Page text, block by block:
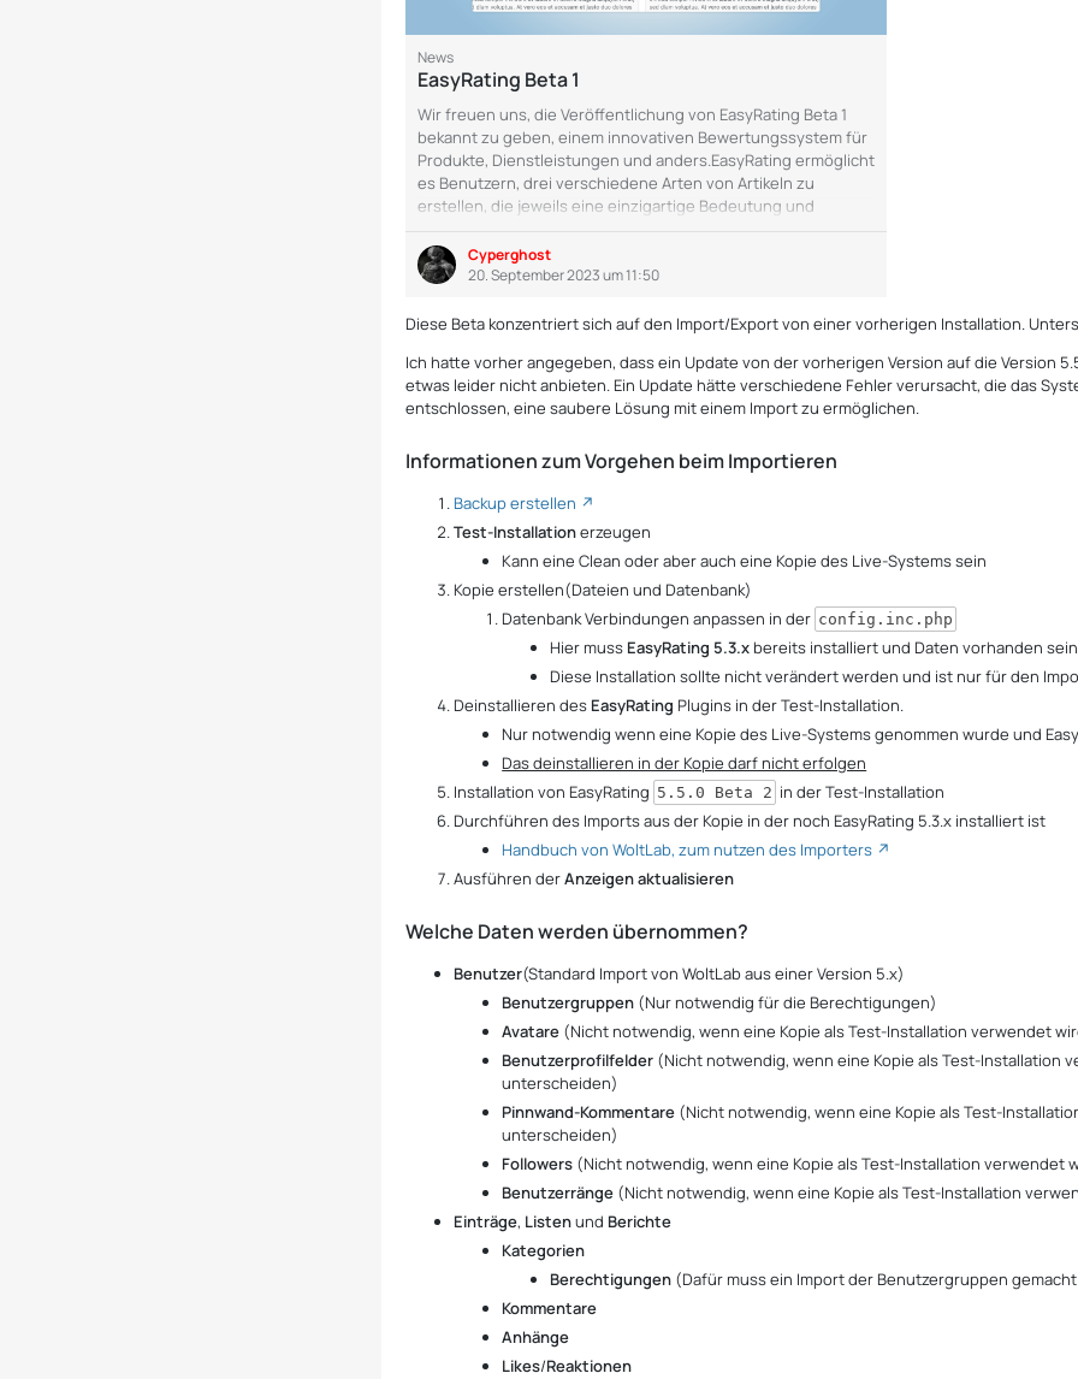
News
EasyRating Beta 1
Wir freuen uns, die Veröffentlichung von EasyRating Beta 1
bekannt zu geben, einem innovativen Bewertungssystem für
Produkte, Dienstleistungen und anders.EasyRating ermöglicht
es Benutzern, drei verschiedene Arten von Artikeln zu
erstellen, die jeweils eine einzigartige Bedeutung und
Benutzer Bewertungen gemäß den Vorgaben der
Administratoren in der jeweiligen Kategorie des Artikels
Cyperghost
20. September 2023 um 11:50
Diese Beta konzentriert sich auf den Import/Export von einer vorherigen Installation.
Ich hatte vorher angegeben, dass ein Update von der vorherigen Version auf die Version
etwas leider nicht anbieten. Ein Update hätte verschiedene Fehler verursacht, die das
entschlossen, eine saubere Lösung mit einem Import zu ermöglichen.
Informationen zum Vorgehen beim Importieren
Backup erstellen
Test-Installationerzeugen
Kann eine Clean oder aber auch eine Kopie des Live-Systems sein
Kopie erstellen(Dateien und Datenbank)
Datenbank Verbindungen anpassen in der config.inc.php
Hier muss EasyRating 5.3.x bereits installiert und Daten vorhanden sein
Diese Installation sollte nicht verändert werden und ist nur für den
Deinstallieren des EasyRating Plugins in der Test-Installation.
Nur notwendig wenn eine Kopie des Live-Systems genommen wurde und
Das deinstallieren in der Kopie darf nicht erfolgen
Installation von EasyRating 5.5.0 Beta 2 in der Test-Installation
Durchführen des Imports aus der Kopie in der noch EasyRating 5.3.x installiert ist
Handbuch von WoltLab, zum nutzen des Importers
Ausführen derAnzeigen aktualisieren
Welche Daten werden übernommen?
Benutzer(Standard Import von WoltLab aus einer Version 5.x)
Benutzergruppen (Nur notwendig für die Berechtigungen)
Avatare (Nicht notwendig, wenn eine Kopie als Test-Installation verwendet
Benutzerprofilfelder (Nicht notwendig, wenn eine Kopie als Test-Installation
unterscheiden)
Pinnwand-Kommentare (Nicht notwendig, wenn eine Kopie als Test-
unterscheiden)
Followers (Nicht notwendig, wenn eine Kopie als Test-Installation
Benutzerränge (Nicht notwendig, wenn eine Kopie als Test-Installation
Einträge, Listenund Berichte
Kategorien
Berechtigungen (Dafür muss ein Import der Benutzergruppen
Kommentare
Anhänge
Likes/Reaktionen